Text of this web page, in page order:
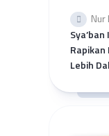
Nur
Lebih